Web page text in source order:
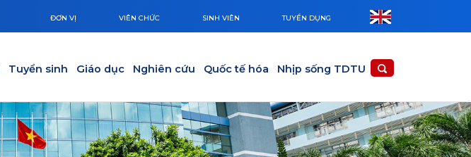
ĐƠN VỊ VIÊN CHỨC SINH VIÊN TUYỂN DỤNG
Tuyển sinh Giáo dục Nghiên cứu Quốc tế hóa Nhịp sống TDTU